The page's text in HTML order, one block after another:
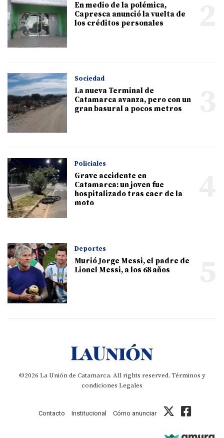
En medio de la polémica,
Capresca anunció la vuelta de
los créditos personales
Sociedad
La nueva Terminal de
Catamarca avanza, pero con un
gran basural a pocos metros
Policiales
Grave accidente en
Catamarca: un joven fue
hospitalizado tras caer de la
moto
Deportes
Murió Jorge Messi, el padre de
Lionel Messi, a los 68 años
©2026 La Unión de Catamarca. All rights reserved. Términos y
condiciones Legales
Contacto Institucional Cómo anunciar